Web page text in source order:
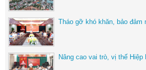
Tháo gỡ khó khăn, bảo đảm
Nâng cao vai trò, vị thế